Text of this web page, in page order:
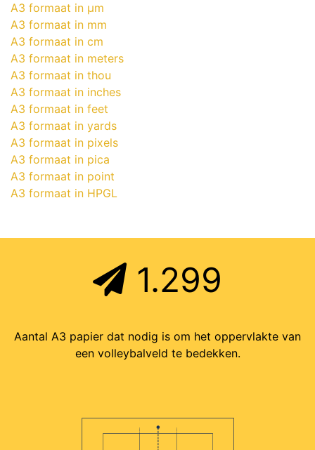
A3 formaat in μm
A3 formaat in mm
A3 formaat in cm
A3 formaat in meters
A3 formaat in thou
A3 formaat in inches
A3 formaat in feet
A3 formaat in yards
A3 formaat in pixels
A3 formaat in pica
A3 formaat in point
A3 formaat in HPGL
1.299
Aantal A3 papier dat nodig is om het oppervlakte van
een volleybalveld te bedekken.